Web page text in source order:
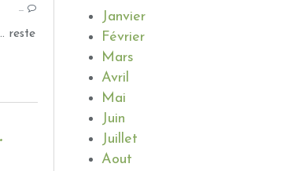
BRODERIES DE SABLAISE
…
reste
Janvier
Février
Mars
Avril
Mai
Juin
Juillet
Aout